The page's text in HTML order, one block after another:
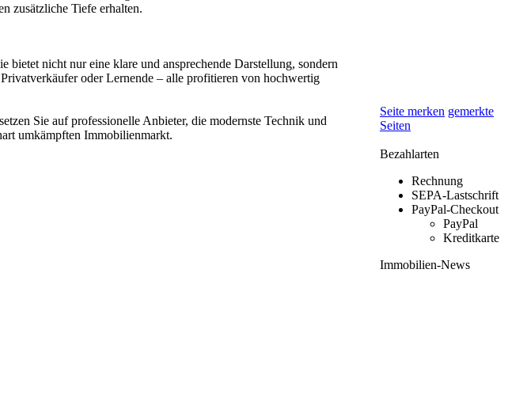
zusätzliche Tiefe erhalten.
nicht nur eine klare und ansprechende Darstellung, sondern
oder Lernende – alle profitieren von hochwertig
Sie auf professionelle Anbieter, die modernste Technik und
umkämpften Immobilienmarkt.
Seite merken gemerkte
Seiten
Bezahlarten
Rechnung
SEPA-Lastschrift
PayPal-Checkout
PayPal
Kreditkarte
Immobilien-News